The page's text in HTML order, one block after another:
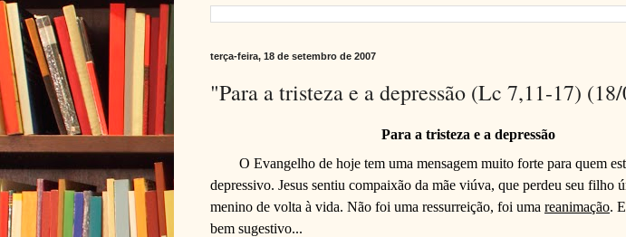
terça-feira, 18 de setembro de 2007
"Para a tristeza e a depressão (Lc 7,11-17)
Para a tristeza e a depressão
O Evangelho de hoje tem uma mensagem muito forte para quem
depressivo. Jesus sentiu compaixão da mãe viúva, que perdeu seu filho
menino de volta à vida. Não foi uma ressurreição, foi uma reanimação.
bem sugestivo...